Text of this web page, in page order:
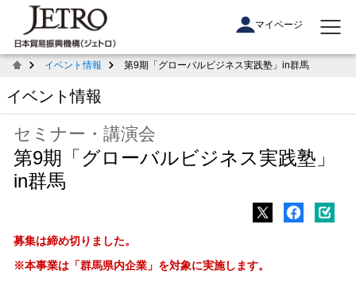
マイページ
イベント情報 第9期「グローバルビジネス実践塾」in群馬
イベント情報
セミナー・講演会
第9期「グローバルビジネス実践塾」
in群馬
募集は締め切りました。
※本事業は「群馬県内企業」を対象に実施します。